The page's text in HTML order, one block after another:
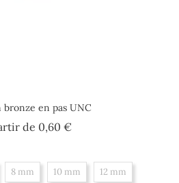
bronze en pas UNC
de 0,60 €Prix
8 mm 10 mm 12 mm